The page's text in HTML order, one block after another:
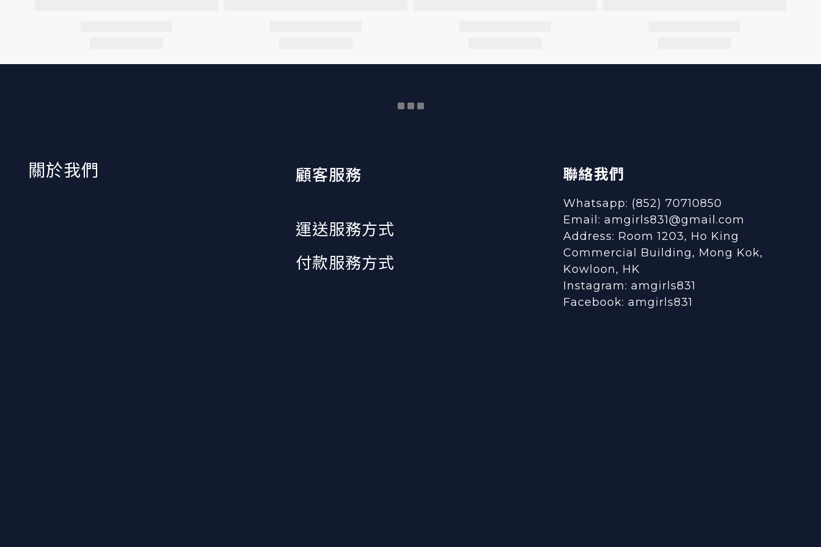
​關於我們 顧客服務
運送服務方式
付款服務方式
聯絡我們
Whatsapp: (852) 70710850
Email: amgirls831@gmail.com
Address: Room 1203, Ho King
Commercial Building, Mong Kok,
Kowloon, HK
Instagram: amgirls831
Facebook: amgirls831